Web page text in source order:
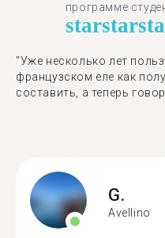
программе
starstar
"​​Уже несколько лет
французском еле как
составить, а теперь
G.
Avellino